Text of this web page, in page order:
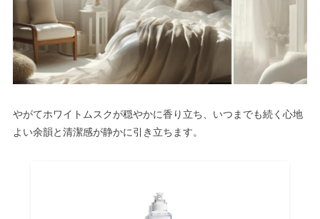
やがてホワイトムスクが穏やかに香り立ち、いつまでも続く心地
よい余韻と清潔感が静かに引き立ちます。